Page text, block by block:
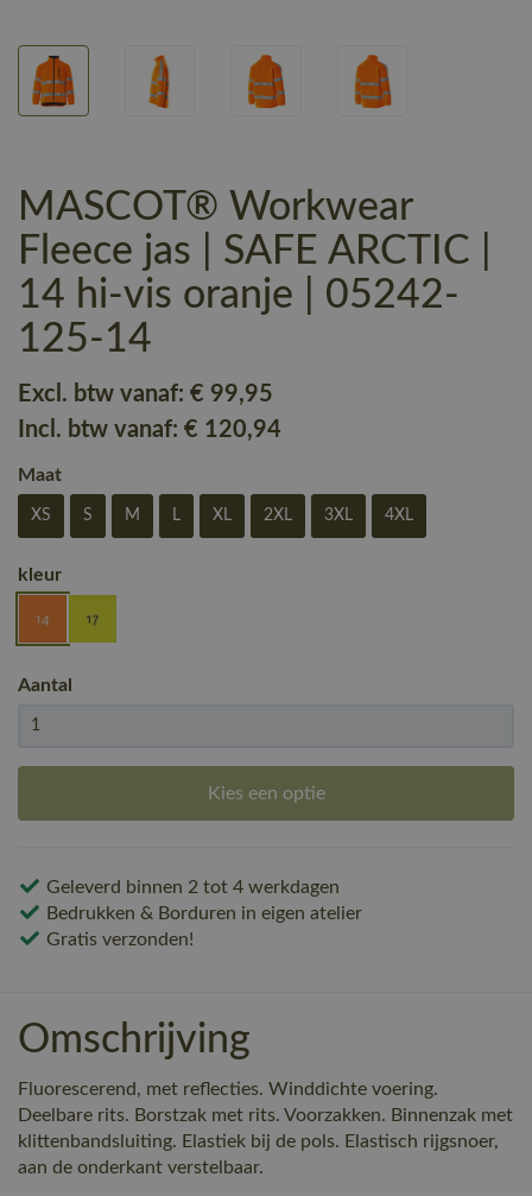
MASCOT® Workwear
Fleece jas | SAFE ARCTIC |
14 hi-vis oranje | 05242-
125-14
Excl. btw vanaf: € 99,95
Incl. btw vanaf: € 120,94
Maat
XS S M L XL 2XL 3XL 4XL
kleur
Aantal
Kies een optie
Geleverd binnen 2 tot 4 werkdagen
Bedrukken & Borduren in eigen atelier
Gratis verzonden!
Omschrijving
Fluorescerend, met reflecties. Winddichte voering.
Deelbare rits. Borstzak met rits. Voorzakken. Binnenzak met
klittenbandsluiting. Elastiek bij de pols. Elastisch rijgsnoer,
aan de onderkant verstelbaar.